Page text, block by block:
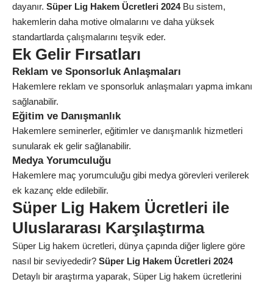
dayanır. Süper Lig Hakem Ücretleri 2024Bu sistem,
hakemlerin daha motive olmalarını ve daha yüksek
standartlarda çalışmalarını teşvik eder.
Ek Gelir Fırsatları
Reklam ve Sponsorluk Anlaşmaları
Hakemlere reklam ve sponsorluk anlaşmaları yapma imkanı
sağlanabilir.
Eğitim ve Danışmanlık
Hakemlere seminerler, eğitimler ve danışmanlık hizmetleri
sunularak ek gelir sağlanabilir.
Medya Yorumculuğu
Hakemlere maç yorumculuğu gibi medya görevleri verilerek
ek kazanç elde edilebilir.
Süper Lig Hakem Ücretleri ile
Uluslararası Karşılaştırma
Süper Lig hakem ücretleri, dünya çapında diğer liglere göre
nasıl bir seviyededir? Süper Lig Hakem Ücretleri 2024
Detaylı bir araştırma yaparak, Süper Lig hakem ücretlerini